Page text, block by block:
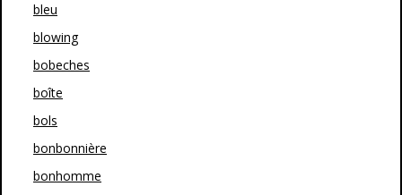
bleu
blowing
bobeches
boîte
bols
bonbonnière
bonhomme